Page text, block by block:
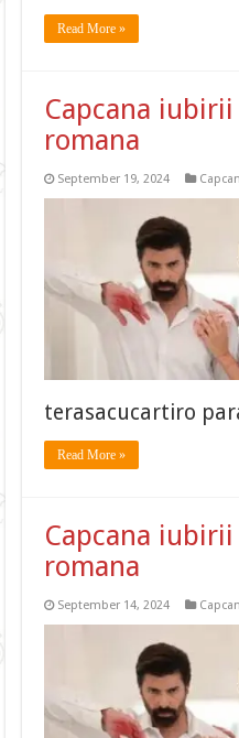
Read More »
Capcana
romana
September 19, 2024
terasacucartiro
Read More »
Capcana
romana
September 14, 2024